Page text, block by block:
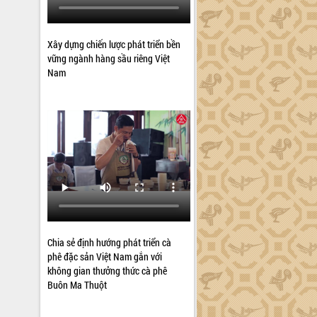
Xây dựng chiến lược phát triển bền
vững ngành hàng sầu riêng Việt
Nam
Chia sẻ định hướng phát triển cà
phê đặc sản Việt Nam gắn với
không gian thưởng thức cà phê
Buôn Ma Thuột